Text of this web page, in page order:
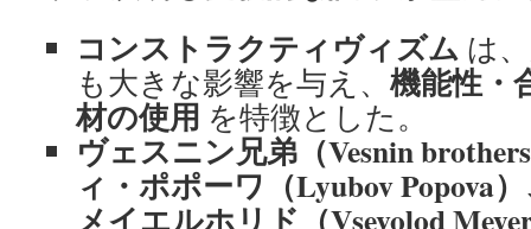
コンストラクティヴィズム は
も大きな影響を与え、 機能性・
材の使用 を特徴とした。
ヴェスニン兄弟（Vesnin
ィ・ポポーワ（Lyubov Popova
メイエルホリド（Vsevolod